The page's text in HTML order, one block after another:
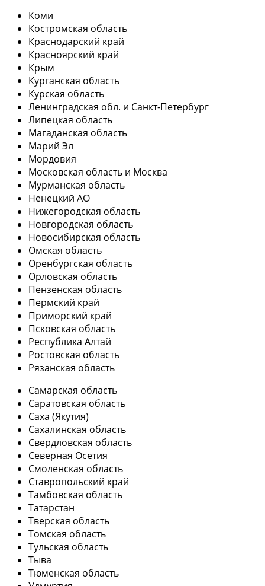
Коми
Костромская область
Краснодарский край
Красноярский край
Крым
Курганская область
Курская область
Ленинградская обл. и Санкт-Петербург
Липецкая область
Магаданская область
Марий Эл
Мордовия
Московская область и Москва
Мурманская область
Ненецкий АО
Нижегородская область
Новгородская область
Новосибирская область
Омская область
Оренбургская область
Орловская область
Пензенская область
Пермский край
Приморский край
Псковская область
Республика Алтай
Ростовская область
Рязанская область
Самарская область
Саратовская область
Саха (Якутия)
Сахалинская область
Свердловская область
Северная Осетия
Смоленская область
Ставропольский край
Тамбовская область
Татарстан
Тверская область
Томская область
Тульская область
Тыва
Тюменская область